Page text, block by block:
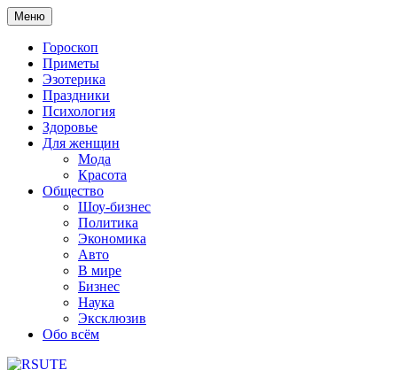
Меню
Гороскоп
Приметы
Эзотерика
Праздники
Психология
Здоровье
Для женщин
Мода
Красота
Общество
Шоу-бизнес
Политика
Экономика
Авто
В мире
Бизнес
Наука
Эксклюзив
Обо всём